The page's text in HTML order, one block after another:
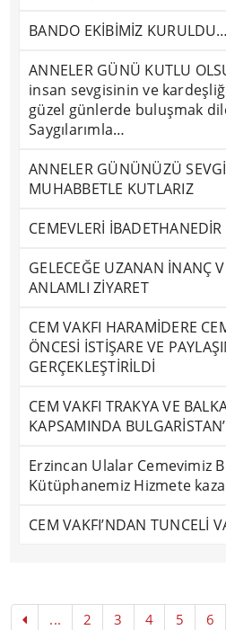
BANDO EKİBİMİZ KURULDU…
ANNELER GÜNÜ KUTLU
insan sevgisinin ve
güzel günlerde buluşmak
Saygılarımla…
ANNELER GÜNÜNÜZÜ
MUHABBETLE KUTLARIZ
CEMEVLERİ İBADETHANEDİR
GELECEĞE UZANAN İNANÇ
ANLAMLI ZİYARET
CEM VAKFI HARAMİDERE
ÖNCESİ İSTİŞARE VE
GERÇEKLEŞTİRİLDİ
CEM VAKFI TRAKYA VE
KAPSAMINDA
Erzincan Ulalar Cemevimiz
Kütüphanemiz Hizmete
CEM VAKFI’NDAN TUNCELİ
... 2 3 4 5 6